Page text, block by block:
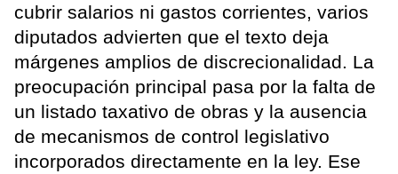
cubrir salarios ni gastos corrientes, varios
diputados advierten que el texto deja
márgenes amplios de discrecionalidad. La
preocupación principal pasa por la falta de
un listado taxativo de obras y la ausencia
de mecanismos de control legislativo
incorporados directamente en la ley. Ese